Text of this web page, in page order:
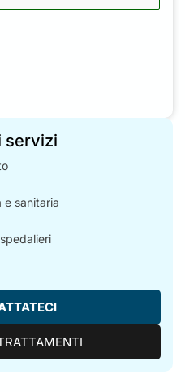
servizi
e sanitaria